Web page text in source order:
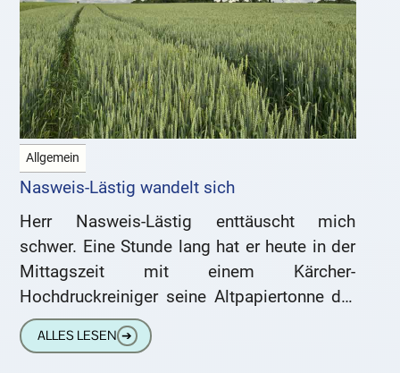
Allgemein
Nasweis-Lästig wandelt sich
Herr Nasweis-Lästig enttäuscht mich
schwer. Eine Stunde lang hat er heute in der
Mittagszeit mit einem Kärcher-
Hochdruckreiniger seine Altpapiertonne der
zweiwöchentlichen Grundreinigung
unterzogen. Es könnte ja mal etwas
ALLES LESEN ➔